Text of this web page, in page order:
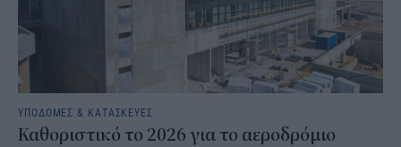
ΥΠΟΔΟΜΕΣ & ΚΑΤΑΣΚΕΥΕΣ
Καθοριστικό το 2026 για το αεροδρόμιο